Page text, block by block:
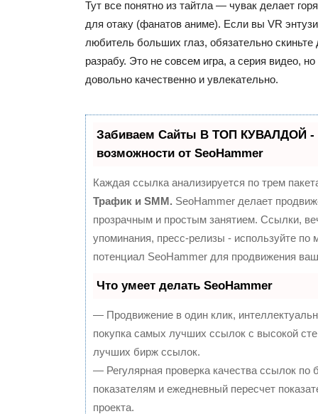
Тут все понятно из тайтла — чувак делает
для отаку (фанатов аниме). Если вы VR
любитель больших глаз, обязательно
разрабу. Это не совсем игра, а серия видео,
довольно качественно и увлекательно.
Забиваем Сайты В ТОП КУВАЛДОЙ -
возможности от SeoHammer
Каждая ссылка анализируется по трем
Трафик и SMM. SeoHammer делает
прозрачным и простым занятием. Ссылки,
упоминания, пресс-релизы - используйте по
потенциал SeoHammer для продвижения
Что умеет делать SeoHammer
— Продвижение в один клик,
покупка самых лучших ссылок с высокой
лучших бирж ссылок.
— Регулярная проверка качества ссылок по
показателям и ежедневный пересчет
проекта.